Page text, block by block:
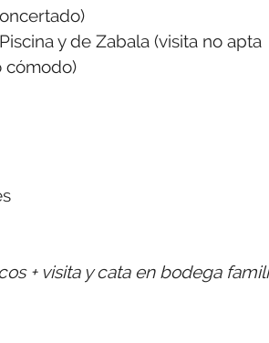
y de Zabala (visita no apta
cómodo)
+ visita y cata en bodega